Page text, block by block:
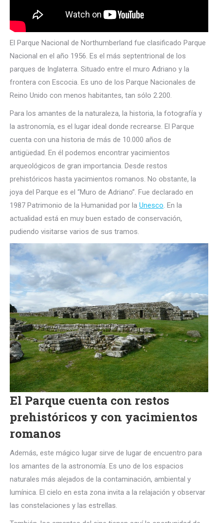
El Parque Nacional de Northumberland fue clasificado Parque
Nacional en el año 1956. Es el más septentrional de los
parques de Inglaterra. Situado entre el muro Adriano y la
frontera con Escocia. Es uno de los Parque Nacionales de
Reino Unido con menos habitantes, tan sólo 2.200.
Para los amantes de la naturaleza, la historia, la fotografía y
la astronomía, es el lugar ideal donde recrearse. El Parque
cuenta con una historia de más de 10.000 años de
antigüedad. En él podemos encontrar yacimientos
arqueológicos de gran importancia. Desde restos
prehistóricos hasta yacimientos romanos. No obstante, la
joya del Parque es el “Muro de Adriano”. Fue declarado en
1987 Patrimonio de la Humanidad por la Unesco. En la
actualidad está en muy buen estado de conservación,
pudiendo visitarse varios de sus tramos.
El Parque cuenta con restos
prehistóricos y con yacimientos
romanos
Además, este mágico lugar sirve de lugar de encuentro para
los amantes de la astronomía. Es uno de los espacios
naturales más alejados de la contaminación, ambiental y
lumínica. El cielo en esta zona invita a la relajación y observar
las constelaciones y las estrellas.